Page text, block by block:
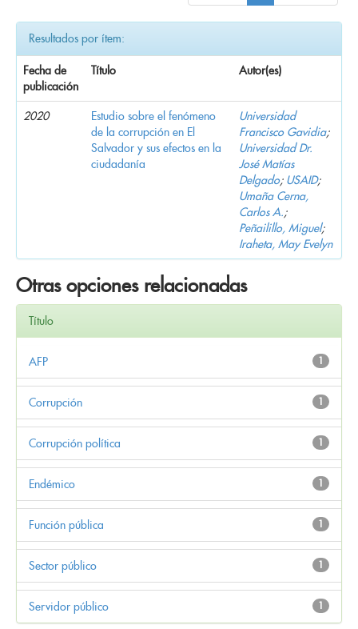
Resultados por ítem:
Fecha de
publicación
Título Autor(es)
2020
Estudio sobre el fenómeno
de la corrupción en El
Salvador y sus efectos en la
ciudadanía
Universidad
Francisco Gavidia;
Universidad Dr.
José Matías
Delgado; USAID;
Umaña Cerna,
Carlos A.;
Peñailillo, Miguel;
Iraheta, May Evelyn
Otras opciones relacionadas
Título
1
AFP
1
Corrupción
1
Corrupción política
1
Endémico
1
Función pública
1
Sector público
1
Servidor público